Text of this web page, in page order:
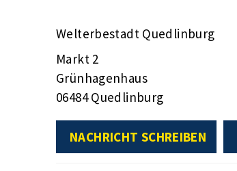
Welterbestadt Quedlinburg
Markt 2
Grünhagenhaus
06484 Quedlinburg
NACHRICHT SCHREIBEN